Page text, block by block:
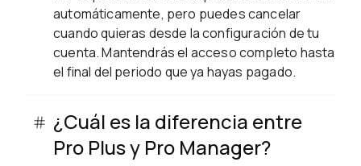
automáticamente, pero puedes cancelar
cuando quieras desde la configuración de tu
cuenta. Mantendrás el acceso completo hasta
el final del periodo que ya hayas pagado.
¿Cuál es la diferencia entre
Pro Plus y Pro Manager?